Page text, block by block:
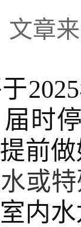
章
时
前
或
内